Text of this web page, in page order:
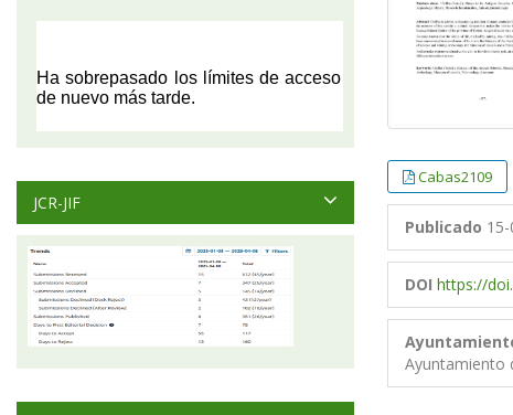
Cabas2109
Publicado
DOI https://
Ayuntamiento
JCR-JIF